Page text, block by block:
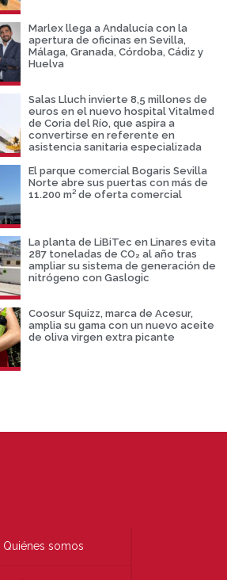
Marlex llega a Andalucía con la
apertura de oficinas en Sevilla,
Málaga, Granada, Córdoba, Cádiz y
Huelva
Salas Lluch invierte 8,5 millones de
euros en el nuevo hospital Vitalmed
de Coria del Río, que aspira a
convertirse en referente en
asistencia sanitaria especializada
El parque comercial Bogaris Sevilla
Norte abre sus puertas con más de
11.200 m² de oferta comercial
La planta de LiBiTec en Linares evita
287 toneladas de CO₂ al año tras
ampliar su sistema de generación de
nitrógeno con Gaslogic
Coosur Squizz, marca de Acesur,
amplia su gama con un nuevo aceite
de oliva virgen extra picante
Quiénes somos